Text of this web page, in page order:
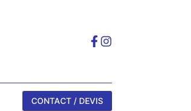
CONTACT / DEVIS